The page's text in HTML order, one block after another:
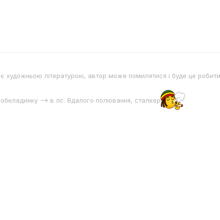
художньою літературою, автор може помилятися і буде це
--> в лс. Вдалого полювання, сталкер